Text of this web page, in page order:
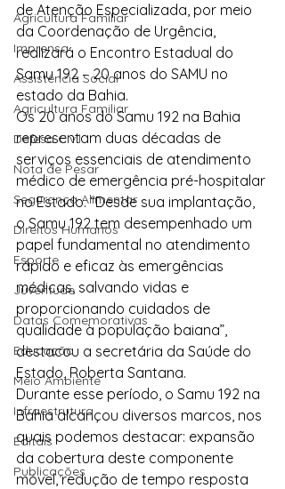
Agricultura Familiar
Imprensa
Assistência Social
Agricultura Familiar
Defesa Civil
Nota de Pesar
Segurança Alimentar
Direitos Humanos
Esporte
Juventude
Datas Comemorativas
Educação
Meio Ambiente
Infraestrutura
Editais
Publicações
de Atenção Especializada, por meio
da Coordenação de Urgência,
realizará o Encontro Estadual do
Samu 192 – 20 anos do SAMU no
estado da Bahia.
Os 20 anos do Samu 192 na Bahia
representam duas décadas de
serviços essenciais de atendimento
médico de emergência pré-hospitalar
no Estado. “Desde sua implantação,
o Samu 192 tem desempenhado um
papel fundamental no atendimento
rápido e eficaz às emergências
médicas, salvando vidas e
proporcionando cuidados de
qualidade à população baiana”,
destacou a secretária da Saúde do
Estado, Roberta Santana.
Durante esse período, o Samu 192 na
Bahia alcançou diversos marcos, nos
quais podemos destacar: expansão
da cobertura deste componente
móvel, redução de tempo resposta